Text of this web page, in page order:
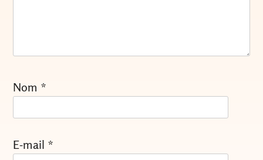
Nom *
E-mail *